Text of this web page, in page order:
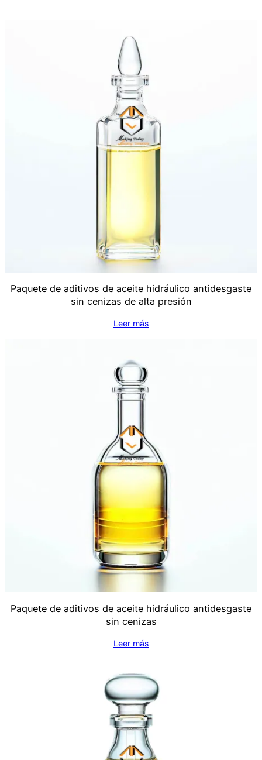
Paquete de aditivos de aceite hidráulico antidesgaste
sin cenizas de alta presión
Leer más
Paquete de aditivos de aceite hidráulico antidesgaste
sin cenizas
Leer más